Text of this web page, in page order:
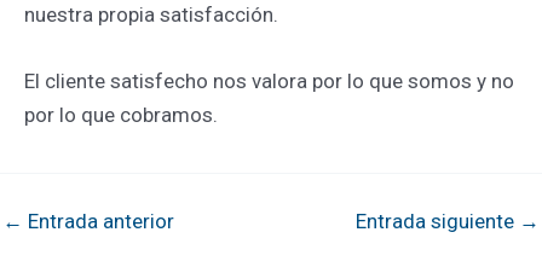
nuestra propia satisfacción.
El cliente satisfecho nos valora por lo que somos y no
por lo que cobramos.
Navegación
← Entrada anterior Entrada siguiente →